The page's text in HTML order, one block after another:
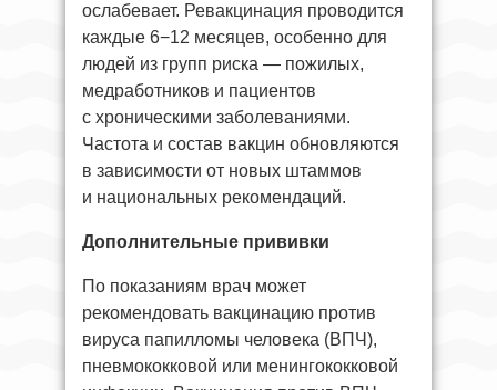
ослабевает. Ревакцинация проводится
каждые 6−12 месяцев, особенно для
людей из групп риска — пожилых,
медработников и пациентов
с хроническими заболеваниями.
Частота и состав вакцин обновляются
в зависимости от новых штаммов
и национальных рекомендаций.
Дополнительные прививки
По показаниям врач может
рекомендовать вакцинацию против
вируса папилломы человека (ВПЧ),
пневмококковой или менингококковой